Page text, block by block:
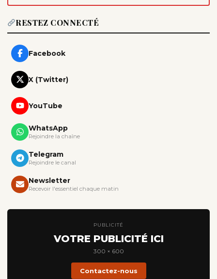
RESTEZ CONNECTÉ
Facebook
X (Twitter)
YouTube
WhatsApp
Rejoindre la chaîne
Telegram
Rejoindre le canal
Newsletter
Recevoir l'essentiel chaque matin
PUBLICITÉ
VOTRE PUBLICITÉ ICI
300 × 600
Contactez-nous